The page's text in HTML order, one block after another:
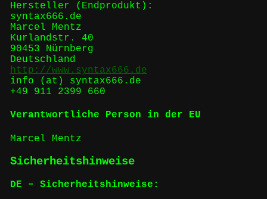
Hersteller (Endprodukt):
syntax666.de
Marcel Mentz
Kurlandstr. 40
90453 Nürnberg
Deutschland
http://www.syntax666.de
info (at) syntax666.de
+49 911 2399 660
Verantwortliche Person in der EU
Marcel Mentz
Sicherheitshinweise
DE – Sicherheitshinweise: